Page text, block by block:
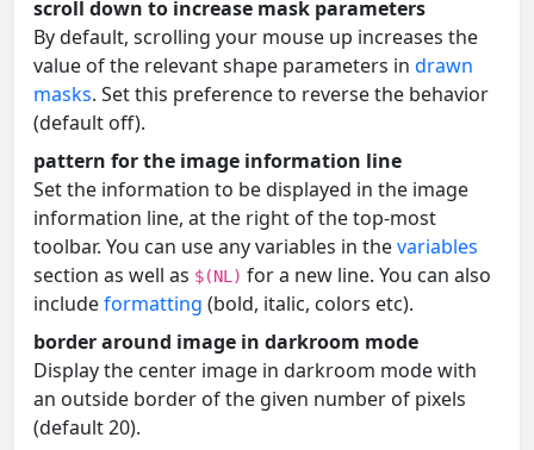
scroll down to increase mask parameters
By default, scrolling your mouse up increases the
value of the relevant shape parameters in drawn
masks. Set this preference to reverse the behavior
(default off).
pattern for the image information line
Set the information to be displayed in the image
information line, at the right of the top-most
toolbar. You can use any variables in thevariables
section as well as $(NL) for a new line. You can also
includeformatting (bold, italic, colors etc).
border around image in darkroom mode
Display the center image in darkroom mode with
an outside border of the given number of pixels
(default 20).